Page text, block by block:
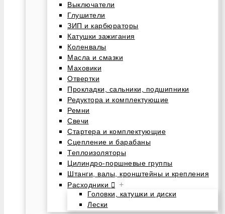
Выключатели
Глушители
ЗИП и карбюраторы
Катушки зажигания
Коленвалы
Масла и смазки
Маховики
Отвертки
Прокладки, сальники, подшипники
Редуктора и комплектующие
Ремни
Свечи
Стартера и комплектующие
Сцепление и барабаны
Теплоизоляторы
Цилиндро-поршневые группы
Штанги, валы, кронштейны и крепления
Расходники
+
Головки, катушки и диски
Лески